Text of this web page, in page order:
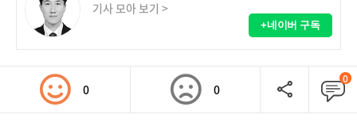
기사 모아 보기 >
+네이버 구독
0 0
0